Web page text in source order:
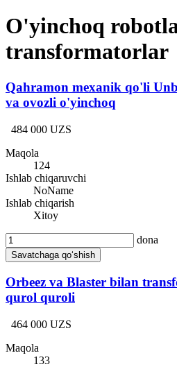
O'yinchoq
transformatorlar
Qahramon mexanik qo'li
va ovozli o'yinchoq
484 000 UZS
Maqola
124
Ishlab chiqaruvchi
NoName
Ishlab chiqarish
Xitoy
dona
Savatchaga qo‘shish
Orbeez va Blaster bilan
qurol quroli
464 000 UZS
Maqola
133